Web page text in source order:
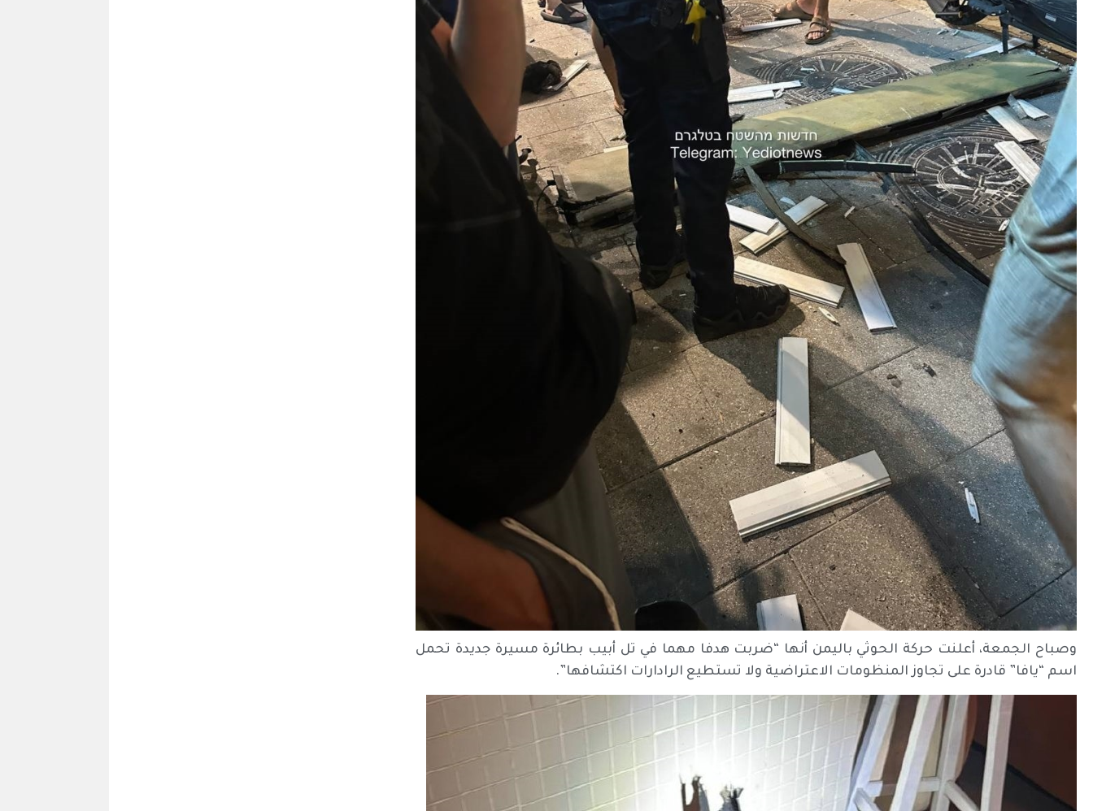
وصباح الجمعة، أعلنت حركة الحوثي باليمن أنها “ضربت هدفا مهما في تل أبيب بطائرة مسيرة جديدة تحمل
اسم “يافا” قادرة على تجاوز المنظومات الاعتراضية ولا تستطيع الرادارات اكتشافها”.